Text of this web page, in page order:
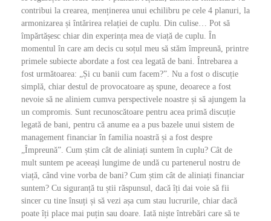
contribui la crearea, menținerea unui echilibru pe cele 4 planuri, la
armonizarea și întărirea relației de cuplu. Din culise… Pot să
împărtășesc chiar din experința mea de viață de cuplu. În
momentul în care am decis cu soțul meu să stăm împreună, printre
primele subiecte abordate a fost cea legată de bani. Întrebarea a
fost următoarea: „Și cu banii cum facem?”. Nu a fost o discuție
simplă, chiar destul de provocatoare aș spune, deoarece a fost
nevoie să ne aliniem cumva perspectivele noastre și să ajungem la
un compromis. Sunt recunoscătoare pentru acea primă discuție
legată de bani, pentru că anume ea a pus bazele unui sistem de
management financiar în familia noastră și a fost despre
„Împreună”. Cum știm cât de aliniați suntem în cuplu? Cât de
mult suntem pe aceeași lungime de undă cu partenerul nostru de
viață, când vine vorba de bani? Cum știm cât de aliniați financiar
suntem? Cu siguranță tu știi răspunsul, dacă îți dai voie să fii
sincer cu tine însuți și să vezi așa cum stau lucrurile, chiar dacă
poate îți place mai puțin sau doare. Iată niște întrebări care să te